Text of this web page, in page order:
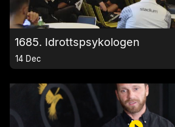
1685. Idrottspsykologen
14 Dec